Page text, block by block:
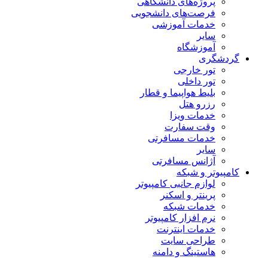
فرصت‌های دانشجویی
خدمات آموزشی
آموزشگاه
تور خارجی
تور داخلی
بلیط هواپیما و قطار
رزرو هتل
خدمات ویزا
وقت سفارت
خدمات مسافرتی
آژانس مسافرتی
و شبکه
لوازم جانبی کامپیوتر
پرینتر و اسکنر
خدمات شبکه
نرم افزار کامپیوتر
خدمات اینترنت
طراحی سایت
هاستینگ و دامنه